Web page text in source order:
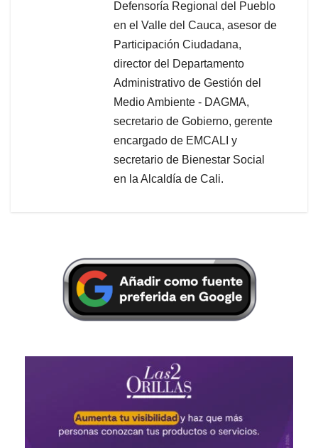
Defensoría Regional del Pueblo
en el Valle del Cauca, asesor de
Participación Ciudadana,
director del Departamento
Administrativo de Gestión del
Medio Ambiente - DAGMA,
secretario de Gobierno, gerente
encargado de EMCALI y
secretario de Bienestar Social
en la Alcaldía de Cali.